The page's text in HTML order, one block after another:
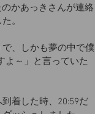
かあっきさんが連絡
。
、しかも夢の中で僕
よ～」と言っていた
着した時、20:59だ